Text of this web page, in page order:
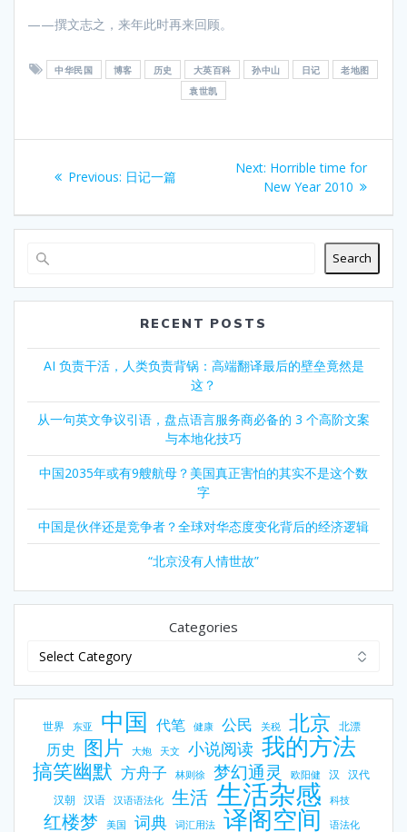
——撰文志之，来年此时再来回顾。
中华民国 博客 历史 大英百科 孙中山 日记
老地图
袁世凯
navigation
Previous: Previous
日记一篇
Next: Next
post:
Horrible time for
New Year 2010
Search
RECENT POSTS
AI 负责干活，人类负责背锅：高端翻译最后的壁垒竟然是
这？
从一句英文争议引语，盘点语言服务商必备的 3 个高阶文案
与本地化技巧
中国2035年或有9艘航母？美国真正害怕的其实不是这个数
字
中国是伙伴还是竞争者？全球对华态度变化背后的经济逻辑
“北京没有人情世故”
Categories
世界 东亚 中国 代笔 健康 公民 关税 北京 北漂
历史 图片 大炮 天文 小说阅读 我的方法
搞笑幽默 方舟子 林则徐 梦幻通灵 欧阳健 汉 汉代
汉朝 汉语 汉语语法化 生活 生活杂感 科技
红楼梦 美国 词典 词汇用法 译阁空间 语法化